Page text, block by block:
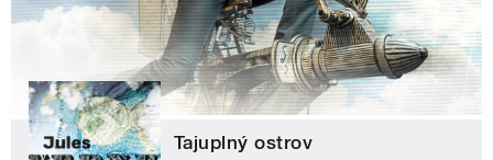
Tajuplný ostrov